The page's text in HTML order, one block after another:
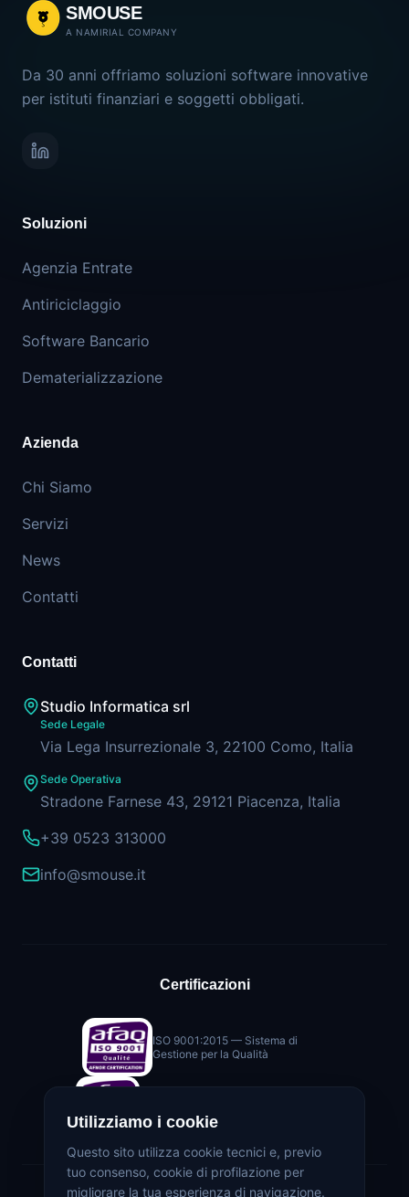
SMOUSE
A NAMIRIAL COMPANY
Da 30 anni offriamo soluzioni software innovative
per istituti finanziari e soggetti obbligati.
Soluzioni
Agenzia Entrate
Antiriciclaggio
Software Bancario
Dematerializzazione
Azienda
Chi Siamo
Servizi
News
Contatti
Contatti
Studio Informatica srl
Sede Legale
Via Lega Insurrezionale 3, 22100 Como, Italia
Sede Operativa
Stradone Farnese 43, 29121 Piacenza, Italia
+39 0523 313000
info@smouse.it
Certificazioni
ISO 9001:2015 — Sistema di
Gestione per la Qualità
— Sicurezza delle Informazioni
Utilizziamo i cookie
Questo sito utilizza cookie tecnici e, previo
tuo consenso, cookie di profilazione per
migliorare la tua esperienza di navigazione.